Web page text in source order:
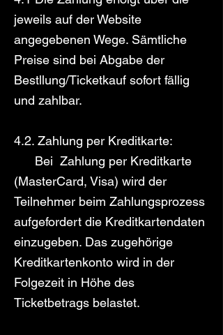
jeweils auf der Website
angegebenen Wege. Sämtliche
Preise sind bei Abgabe der
Bestllung/Ticketkauf sofort fällig
und zahlbar.
4.2. Zahlung per Kreditkarte:
Bei Zahlung per Kreditkarte
(MasterCard, Visa) wird der
Teilnehmer beim Zahlungsprozess
aufgefordert die Kreditkartendaten
einzugeben. Das zugehörige
Kreditkartenkonto wird in der
Folgezeit in Höhe des
Ticketbetrags belastet.